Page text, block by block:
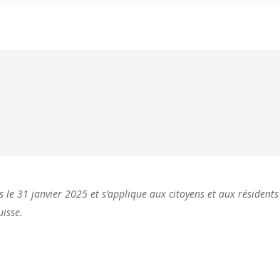
31 janvier 2025 et s’applique aux citoyens et aux résidents